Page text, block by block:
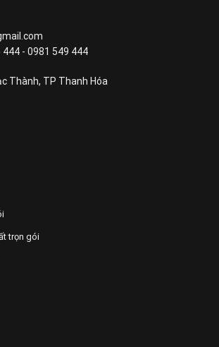
- 0981 549 444
Thành, TP Thanh Hóa
trọn gói